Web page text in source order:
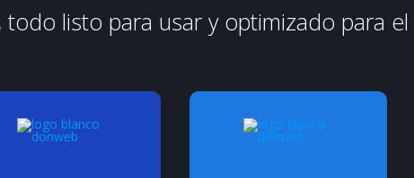
listo para usar y optimizado para